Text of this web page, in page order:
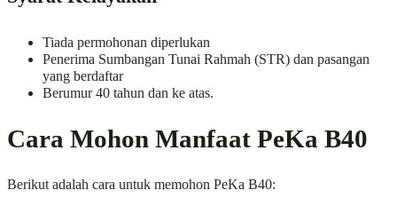
Tiada permohonan diperlukan
Penerima Sumbangan Tunai Rahmah (STR) dan pasangan
yang berdaftar
Berumur 40 tahun dan ke atas.
Cara Mohon Manfaat PeKa B40
Berikut adalah cara untuk memohon PeKa B40: